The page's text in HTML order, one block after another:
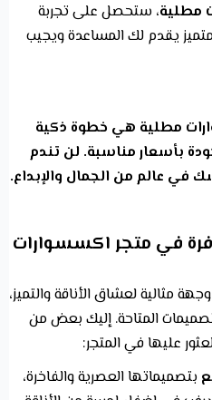
مطلية، ستحصل على تجربة
يقدم لك المساعدة ويجيب
مطلية هي خطوة ذكية
بأسعار مناسبة. لن تندم
في عالم من الجمال والإبداع.
في متجر اكسسوارات
وجهة مثالية لعشاق الأناقة والتميز،
المتاحة. إليك بعض من
عليها في المتجر:
بتصميماتها العصرية والفاخرة،